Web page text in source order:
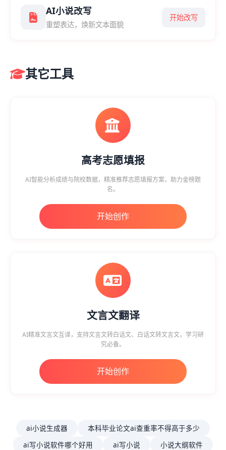
AI小说改写
重塑表达，焕新文本面貌
开始改写
其它工具
高考志愿填报
AI智能分析成绩与院校数据，精准推荐志愿填报方案，助力金榜题
名。
开始创作
文言文翻译
AI精准文言文互译，支持文言文转白话文、白话文转文言文，学习研
究必备。
开始创作
ai小说生成器
本科毕业论文ai查重率不得高于多少
ai写小说软件哪个好用
ai写小说 小说大纲软件